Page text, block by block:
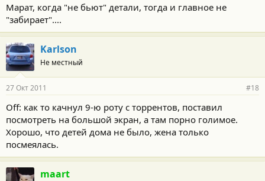
с
т
и
:
Марат, когда "не бьют" детали, тогда и главное не
"забирает"....
Karlson
Не местный
27 Окт 2011 #18
Off: как то качнул 9-ю роту с торрентов, поставил
посмотреть на большой экран, а там порно голимое.
Хорошо, что детей дома не было, жена только
посмеялась.
maart